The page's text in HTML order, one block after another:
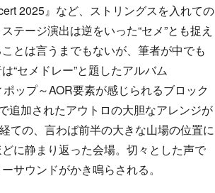
2025』など、ストリングスを入れての
テージ演出は逆をいった“セメ”とも捉え
とは言うまでもないが、筆者が中でも
“セメドレー”と題したアルバム
ップ～AOR要素が感じられるブロック
追加されたアウトロの大胆なアレンジが
ての、言わば前半の大きな山場の位置に
に静まり返った会場。切々とした声で
サウンドがかき鳴らされる。